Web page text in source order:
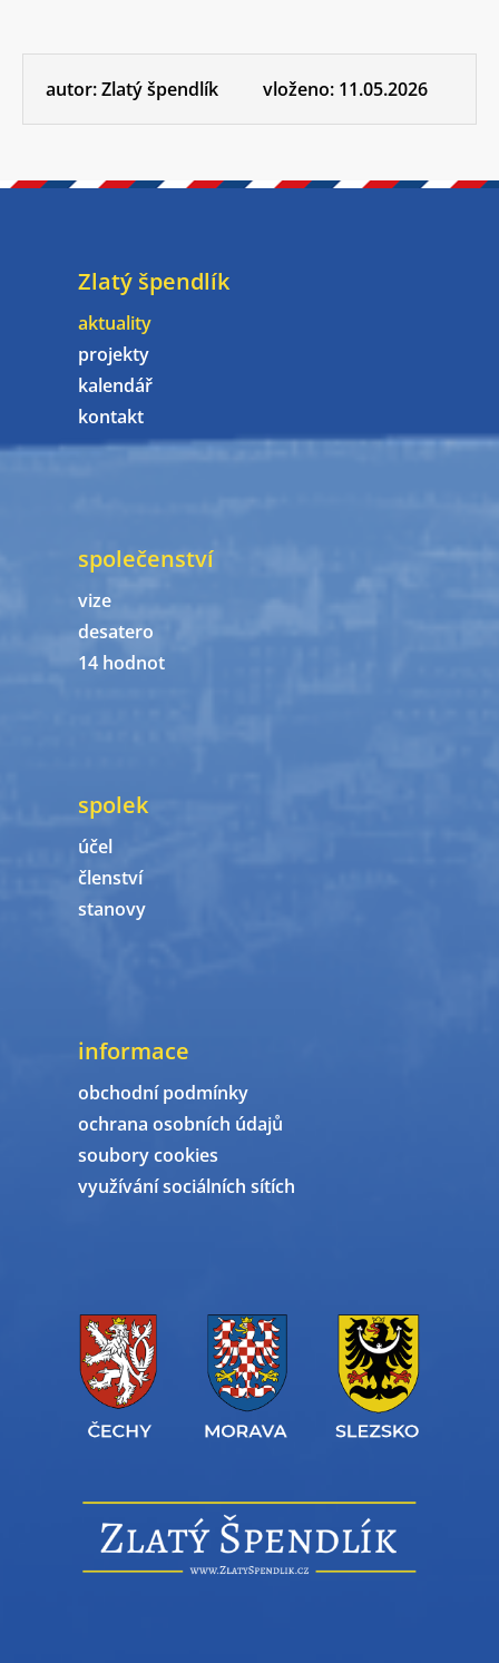
autor:Zlatý špendlík vloženo: 11.05.2026
Zlatý špendlík
aktuality
projekty
kalendář
kontakt
společenství
vize
desatero
14 hodnot
spolek
účel
členství
stanovy
informace
obchodní podmínky
ochrana osobních údajů
soubory cookies
využívání sociálních sítích